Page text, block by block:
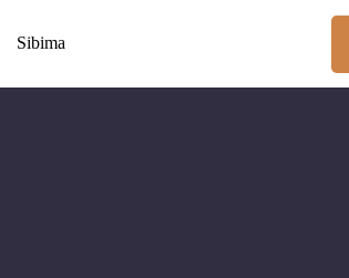
Sibima